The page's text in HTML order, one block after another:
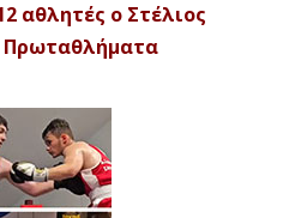
αθλητές ο Στέλιος
Πρωταθλήματα